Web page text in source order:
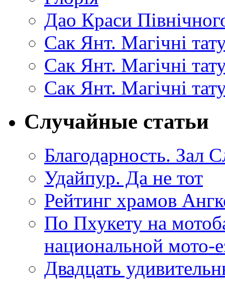
Дао Краси
Сак Янт. Магічні
Сак Янт. Магічні
Сак Янт. Магічні
Случайные статьи
Благодарность. Зал
Удайпур. Да не тот
Рейтинг храмов
По Пхукету на
национальной мото-
Двадцать